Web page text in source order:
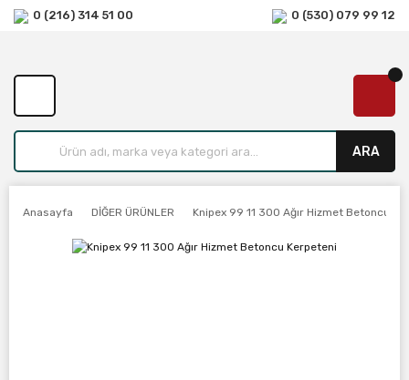
0 (216) 314 51 00 0 (530) 079 99 12
ARA
Anasayfa DİĞER ÜRÜNLER Knipex 99 11 300 Ağır Hizmet Betoncu